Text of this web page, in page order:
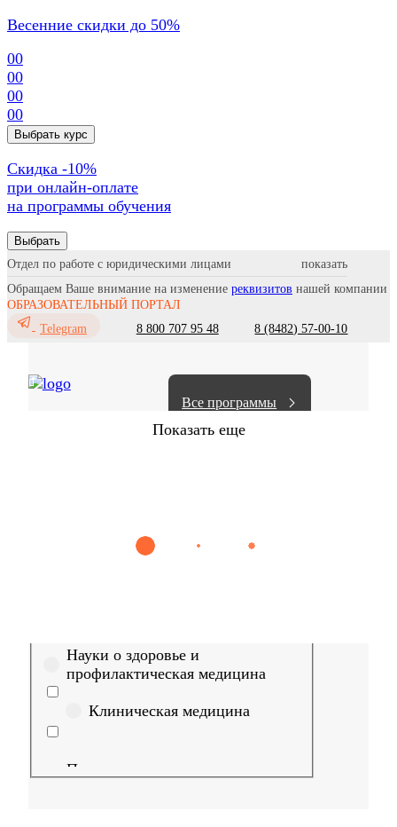
Весенние скидки до 50%
00
00
00
00
Выбрать курс
Cкидка -10%
при онлайн-оплате
на программы обучения
Выбрать
Отдел по работе с юридическими лицами
Обращаем Ваше внимание на изменение реквизитов нашей компании
ОБРАЗОВАТЕЛЬНЫЙ ПОРТАЛ
Telegram
8 800 707 95 48 8 (8482) 57-00-10
Все программы
Показать еще
Сестринское дело Эпидемиология
Выберите направление
Науки о здоровье и
профилактическая медицина
Клиническая медицина
Правовые дисциплины в